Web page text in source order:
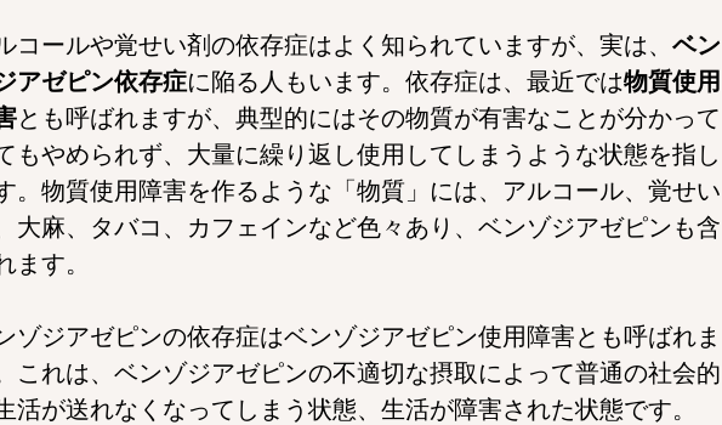
コールや覚せい剤の依存症はよく知られていますが、実は、 ベン
アゼピン依存症に陥る人もいます。依存症は、最近では物質使用
とも呼ばれますが、典型的にはその物質が有害なことが分かって
もやめられず、大量に繰り返し使用してしまうような状態を指し
。物質使用障害を作るような「物質」には、アルコール、覚せい
大麻、タバコ、カフェインなど色々あり、ベンゾジアゼピンも含
ます。
ゾジアゼピンの依存症はベンゾジアゼピン使用障害とも呼ばれま
これは、ベンゾジアゼピンの不適切な摂取によって普通の社会的
活が送れなくなってしまう状態、生活が障害された状態です。